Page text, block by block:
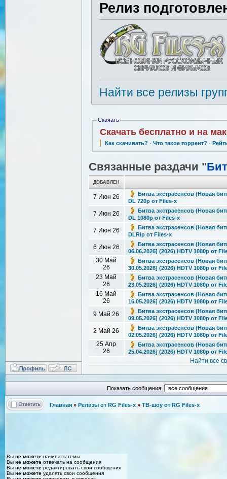
Релиз
Найти все релизы
Скачать
Скачать бесплатно и на
Как скачивать? · Что такое торрент? ·
Связанные раздачи "
ДОБАВЛЕН
7 Июн 26
Битва экстрасенсов (Новая
DL 720p от Files-x
7 Июн 26
Битва экстрасенсов (Новая
DL 1080p от Files-x
7 Июн 26
Битва экстрасенсов (Новая
DLRip от Files-x
6 Июн 26
Битва экстрасенсов (Новая
06.06.2026] (2026) HDTV 1080р от
30 Май
26
Битва экстрасенсов (Новая
30.05.2026] (2026) HDTV 1080р от
23 Май
26
Битва экстрасенсов (Новая
23.05.2026] (2026) HDTV 1080р от
16 Май
26
Битва экстрасенсов (Новая
16.05.2026] (2026) HDTV 1080р от
9 Май 26
Битва экстрасенсов (Новая
09.05.2026] (2026) HDTV 1080р от
2 Май 26
Битва экстрасенсов (Новая
02.05.2026] (2026) HDTV 1080р от
25 Апр
26
Битва экстрасенсов (Новая
25.04.2026] (2026) HDTV 1080р от
Найти все
Показать сообщения:
Главная » Релизы от RG Files-x » ТВ-шоу от RG Files-x
Вы не можете начинать темы
Вы не можете отвечать на сообщения
Вы не можете редактировать свои сообщения
Вы не можете удалять свои сообщения